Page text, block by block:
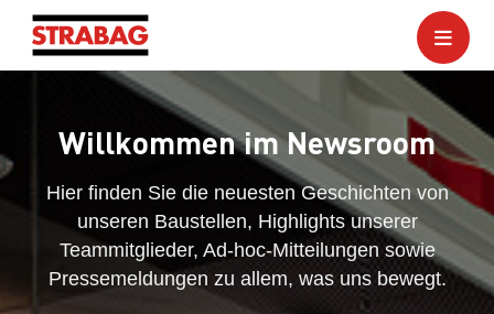
Willkommen im Newsroom
Hier finden Sie die neuesten Geschichten von
unseren Baustellen, Highlights unserer
Teammitglieder, Ad-hoc-Mitteilungen sowie
Pressemeldungen zu allem, was uns bewegt.